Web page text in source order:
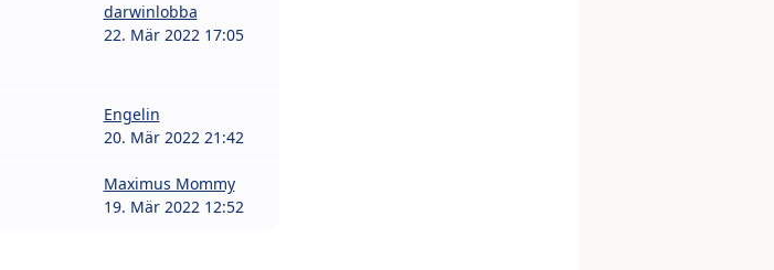
darwinlobba
22. Mär 2022 17:05
Engelin
20. Mär 2022 21:42
Maximus Mommy
19. Mär 2022 12:52